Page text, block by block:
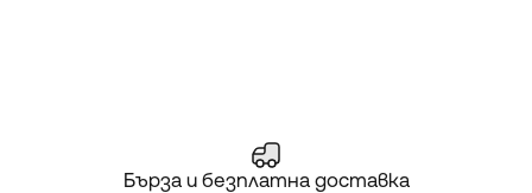
Бърза и безплатна доставка